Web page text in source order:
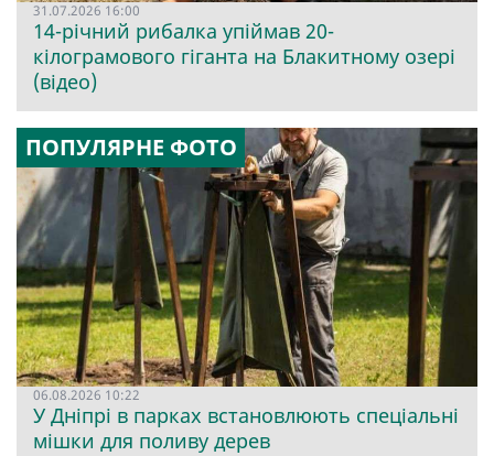
31.07.2026 16:00
14-річний рибалка упіймав 20-
кілограмового гіганта на Блакитному озері
(відео)
ПОПУЛЯРНЕ ФОТО
06.08.2026 10:22
У Дніпрі в парках встановлюють спеціальні
мішки для поливу дерев